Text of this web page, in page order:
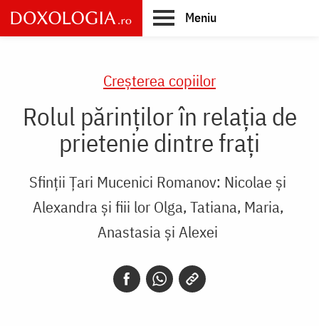
Skip
to
main
Meniu
Creşterea copiilor
Rolul părinților în relația de
prietenie dintre frați
Sfinții Țari Mucenici Romanov: Nicolae și
Alexandra și fiii lor Olga, Tatiana, Maria,
Anastasia și Alexei